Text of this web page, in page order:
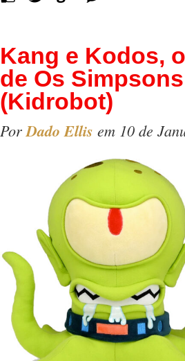
Kang e Kodos,
de Os
(Kidrobot)
PorDado Ellis em 10 de